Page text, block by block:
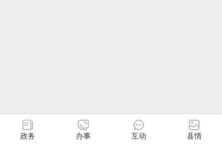
政务 办事 互动 县情